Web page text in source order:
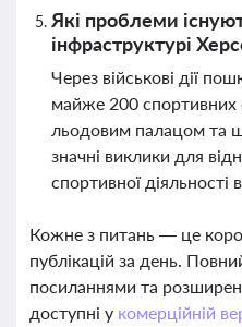
Які проблеми
інфраструктурі
Через військові дії
майже 200 спортивних
льодовим палацом та
значні виклики для
спортивної діяльності в
Кожне з питань — це
публікацій за день.
посиланнями та
доступні у комерційній